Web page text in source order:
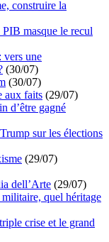
construire la
masque le recul
vers une
(30/07)
(30/07)
aux faits (29/07)
d’être gagné
sur les élections
(29/07)
dell’Arte (29/07)
quel héritage
crise et le grand